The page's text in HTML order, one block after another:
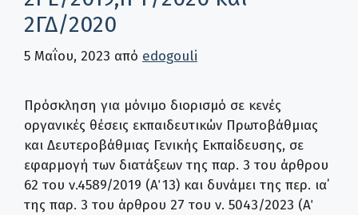
2ΓΔ/2020
5 Μαΐου, 2023 από edogouli
Πρόσκληση για μόνιμο διορισμό σε κενές
οργανικές θέσεις εκπαιδευτικών Πρωτοβάθμιας
και Δευτεροβάθμιας Γενικής Εκπαίδευσης, σε
εφαρμογή των διατάξεων της παρ. 3 του άρθρου
62 του ν.4589/2019 (Α΄ 13) και δυνάμει της περ. ια΄
της παρ. 3 του άρθρου 27 του ν. 5043/2023 (Α΄